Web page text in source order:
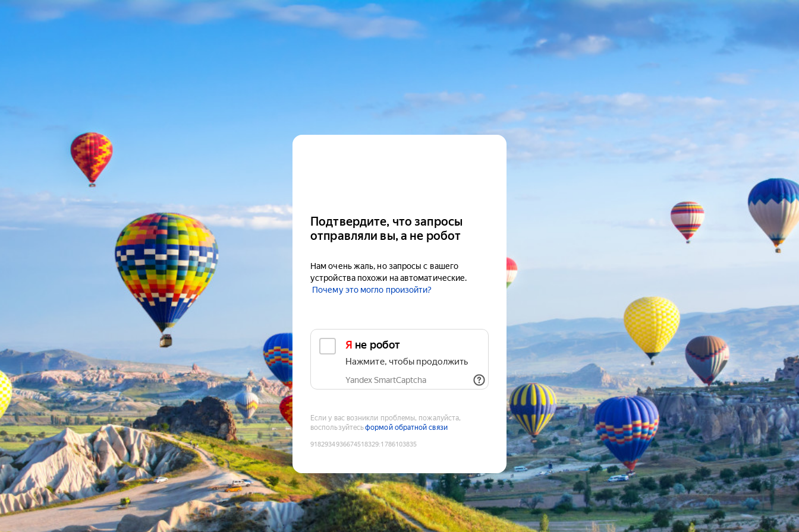
Подтвердите, что запросы
отправляли вы, а не робот
Нам очень жаль, но запросы с вашего
устройства похожи на автоматические.
Почему это могло произойти?
Я не робот
Нажмите, чтобы продолжить
Yandex SmartCaptcha
Если у вас возникли проблемы, пожалуйста,
воспользуйтесьформой обратной связи
9182934936674518329:1786103835